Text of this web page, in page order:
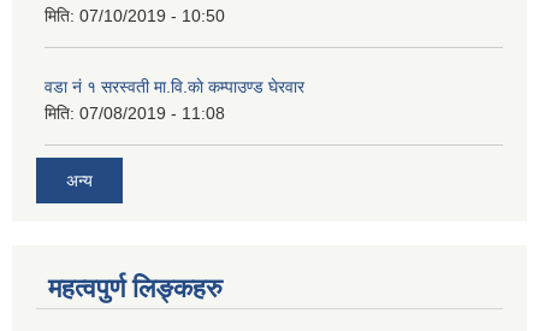
मिति: 07/10/2019 - 10:50
वडा नं १ सरस्वती मा.वि.काे कम्पाउण्ड घेरवार
मिति: 07/08/2019 - 11:08
अन्य
महत्वपुर्ण लिङ्कहरु